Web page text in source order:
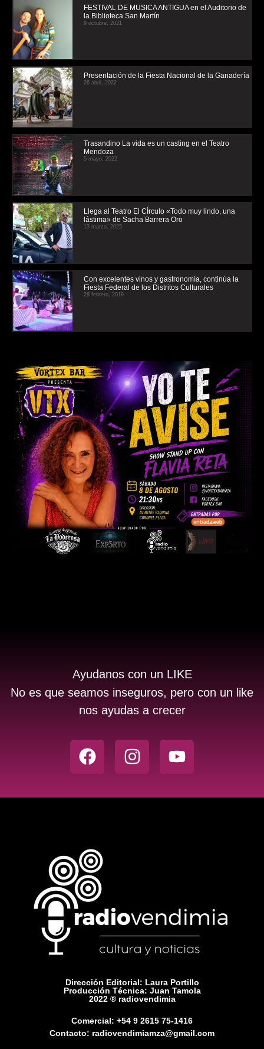
FESTIVAL DE MUSICA ANTIGUA en el Auditorio de
la Biblioteca San Martín
9 octubre, 2021
Presentación de la Fiesta Nacional de la Ganadería
26 abril, 2022
Trasandino La vida es un casting en el Teatro
Mendoza
5 mayo, 2022
Llega al Teatro El CÍrculo «Todo muy lindo, una
lástima» de Sacha Barrera Oro
13 marzo, 2025
Con excelentes vinos y gastronomía, continúa la
Fiesta Federal de los Distritos Culturales
28 febrero, 2019
Ayudanos con un LIKE
No es que seamos inseguros, pero con un like
nos ayudas a crecer
Dirección Editorial: Laura Portillo
Producción Técnica: Juan Tamola
2022 ® radiovendimia
Comercial: +54 9 2615 75-1416
Contacto: radiovendimiamza@gmail.com